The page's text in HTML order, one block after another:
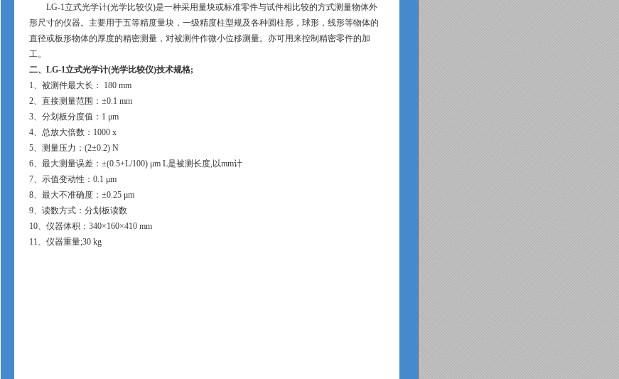
LG-1立式光学计(光学比较仪)是一种采用量块或标准零件与试件相比较的方式测量物体外
形尺寸的仪器。主要用于五等精度量块，一级精度柱型规及各种圆柱形，球形，线形等物体的
直径或板形物体的厚度的精密测量，对被测件作微小位移测量。亦可用来控制精密零件的加
工。
二、 LG-1立式光学计(光学比较仪)技术规格;
1、被测件最大长：
180 mm
2、直接测量范围： ±0.1 mm
3、分划板分度值： 1 μm
4、总放大倍数： 1000 x
5、测量压力： (2±0.2) N
6、最大测量误差：±(0.5+L/100) μm L是被测长度, 以mm计
7、示值变动性： 0.1 μm
8、最大不准确度： ±0.25 μm
9、读数方式：分划板读数
10、仪器体积： 340×160×410 mm
11、仪器重量;30 kg